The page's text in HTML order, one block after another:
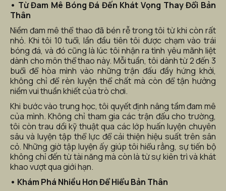
• Từ Đam Mê Bóng Đá Đến Khát Vọng Thay Đổi Bản
Thân
Niềm đam mê thể thao đã bén rễ trong tôi từ khi còn rất
nhỏ. Khi tôi 10 tuổi, lần đầu tiên tôi được chạm vào trái
bóng đá, và đó cũng là lúc tôi nhận ra tình yêu mãnh liệt
dành cho môn thể thao này. Mỗi tuần, tôi dành từ 2 đến 3
buổi để hòa mình vào những trận đấu đầy hứng khởi,
không chỉ để rèn luyện thể chất mà còn để tận hưởng
niềm vui thuần khiết của trò chơi.
Khi bước vào trung học, tôi quyết định nâng tầm đam mê
của mình. Không chỉ tham gia các trận đấu cho trường,
tôi còn trau dồi kỹ thuật qua các lớp huấn luyện chuyên
sâu và luyện tập thể lực để cải thiện hiệu suất trên sân
cỏ. Những giờ tập luyện ấy giúp tôi hiểu rằng, sự tiến bộ
không chỉ đến từ tài năng mà còn là từ sự kiên trì và khát
khao vượt qua giới hạn.
• Khám Phá Nhiều Hơn Để Hiểu Bản Thân